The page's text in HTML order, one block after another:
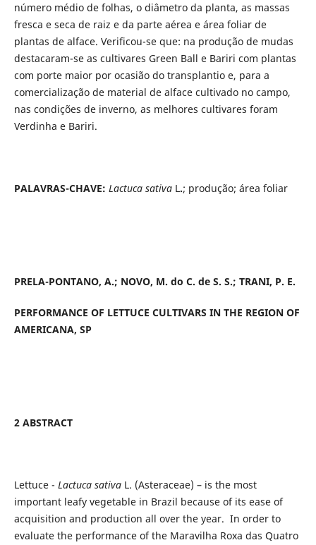
número médio de folhas, o diâmetro da planta, as massas
fresca e seca de raiz e da parte aérea e área foliar de
plantas de alface. Verificou-se que: na produção de mudas
destacaram-se as cultivares Green Ball e Bariri com plantas
com porte maior por ocasião do transplantio e, para a
comercialização de material de alface cultivado no campo,
nas condições de inverno, as melhores cultivares foram
Verdinha e Bariri.
PALAVRAS-CHAVE: Lactuca sativaL.; produção; área foliar
PRELA-PONTANO, A.; NOVO, M. do C. de S. S.; TRANI, P. E.
PERFORMANCE OF LETTUCE CULTIVARS IN THE REGION OF
AMERICANA, SP
2 ABSTRACT
Lettuce - Lactuca sativaL. (Asteraceae) – is the most
important leafy vegetable in Brazil because of its ease of
acquisition and production all over the year. In order to
evaluate the performance of the Maravilha Roxa das Quatro